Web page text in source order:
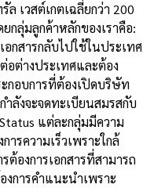
เวสต์เกตเฉลี่ยกว่า 200
กลุ่มลูกค้าหลักของเราคือ:
กสารกลับไปใช้ในประเทศ
อต่างประเทศและต้อง
กอบการที่ต้องเปิดบริษัท
ำลังจะจดทะเบียนสมรสกับ
แต่ละกลุ่มมีความ
รความเร็วเพราะใกล้
ต้องการเอกสารที่สามารถ
การคำแนะนำเพราะ